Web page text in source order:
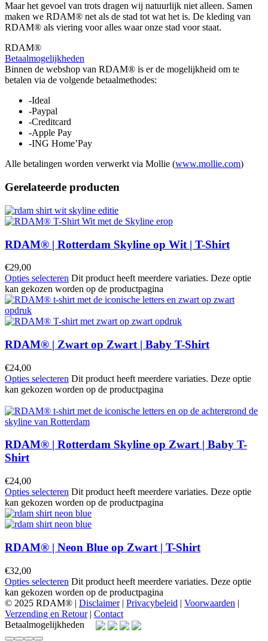
Maar het gevoel van trots dragen wij natuurlijk niet alleen. Samen
maken we RDAM® net als de stad tot wat het is. De kleding van
RDAM® als viering voor alles waar onze stad voor staat.
RDAM®
Betaalmogelijkheden
Binnen de webshop van RDAM® is er de mogelijkheid om te
betalen via de volgende betaalmethodes:
-Ideal
-Paypal
-Creditcard
-Apple Pay
-ING Home’Pay
Alle betalingen worden verwerkt via Mollie (www.mollie.com)
Gerelateerde producten
RDAM® | Rotterdam Skyline op Wit | T-Shirt
€29,00
Opties selecteren Dit product heeft meerdere variaties. Deze optie
kan gekozen worden op de productpagina
RDAM® | Zwart op Zwart | Baby T-Shirt
€24,00
Opties selecteren Dit product heeft meerdere variaties. Deze optie
kan gekozen worden op de productpagina
RDAM® | Rotterdam Skyline op Zwart | Baby T-
Shirt
€24,00
Opties selecteren Dit product heeft meerdere variaties. Deze optie
kan gekozen worden op de productpagina
RDAM® | Neon Blue op Zwart | T-Shirt
€32,00
Opties selecteren Dit product heeft meerdere variaties. Deze optie
kan gekozen worden op de productpagina
© 2025 RDAM® | Disclaimer| Privacybeleid | Voorwaarden |
Verzending en Retour| Contact
Betaalmogelijkheden